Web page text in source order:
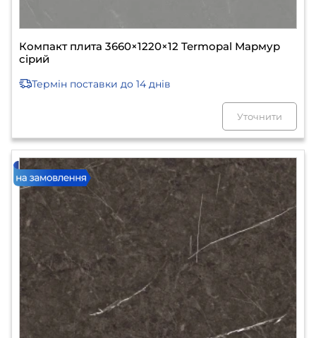
Компакт плита 3660×1220×12 Termopal Мармур
сірий
Термін поставки до 14 днів
Уточнити